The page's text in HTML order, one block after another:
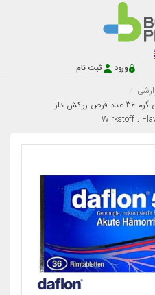
ورود ثبت نام
DAFLON ®500MG قرص دافلون 500میلی گرم 36 عدد قرص روکش دار
Wirkstoff :